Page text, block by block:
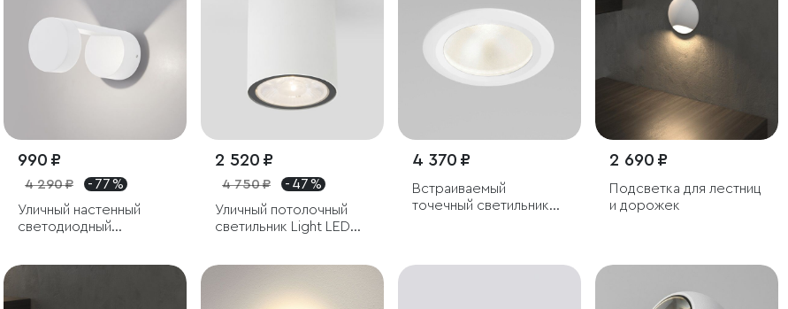
990 ₽
4 290 ₽
- 77 %
Уличный настенный
светодиодный
2 520 ₽
4 750 ₽
- 47 %
Уличный потолочный
светильник Light LED
4 370 ₽
Встраиваемый
точечный светильник
2 690 ₽
Подсветка для лестниц
и дорожек